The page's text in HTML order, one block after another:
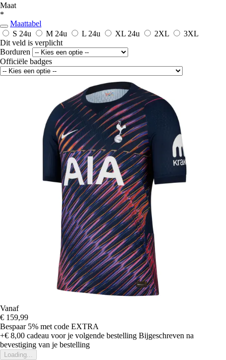
Maat
*
Maattabel
S 24u M 24u L 24u XL 24u 2XL
3XL
Dit veld is verplicht
Borduren
Officiële badges
Vanaf
€ 159,99
Bespaar 5% met code EXTRA
+€ 8,00 cadeau voor je volgende bestelling Bijgeschreven na
bevestiging van je bestelling
Loading...